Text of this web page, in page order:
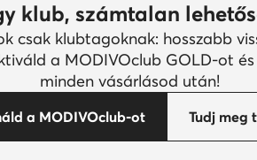
klub, számtalan
csak klubtagoknak: hosszabb
a MODIVOclub GOLD-ot
minden vásárlásod után!
a MODIVOclub-ot Tudj meg